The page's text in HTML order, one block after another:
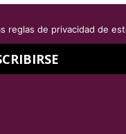
abril
el lunes 16 de marzo
reglas de privacidad de